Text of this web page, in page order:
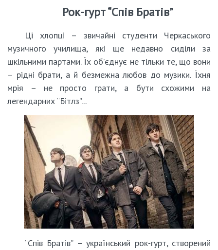
Рок-гурт “Спів Братів”
Ці хлопці – звичайні студенти Черкаського
музичного училища, які ще недавно сиділи за
шкільними партами. Їх об’єднує не тільки те, що вони
– рідні брати, а й безмежна любов до музики. Їхня
мрія – не просто грати, а бути схожими на
легендарних “Бітлз”...
“Спів Братів” – український рок-гурт, створений